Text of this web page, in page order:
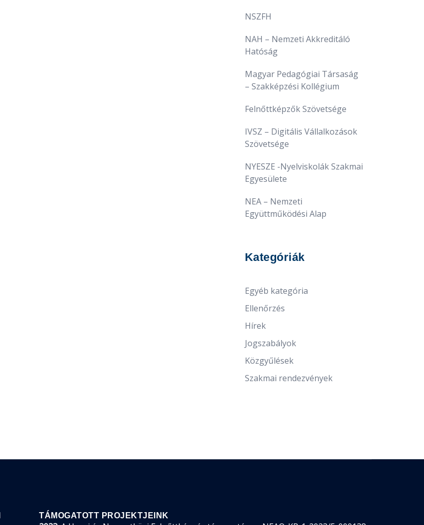
NSZFH
NAH – Nemzeti Akkreditáló
Hatóság
Magyar Pedagógiai Társaság
– Szakképzési Kollégium
Felnőttképzők Szövetsége
IVSZ – Digitális Vállalkozások
Szövetsége
NYESZE -Nyelviskolák Szakmai
Egyesülete
NEA – Nemzeti
Együttműködési Alap
Kategóriák
Egyéb kategória
Ellenőrzés
Hírek
Jogszabályok
Közgyűlések
Szakmai rendezvények
TÁMOGATOTT PROJEKTJEINK